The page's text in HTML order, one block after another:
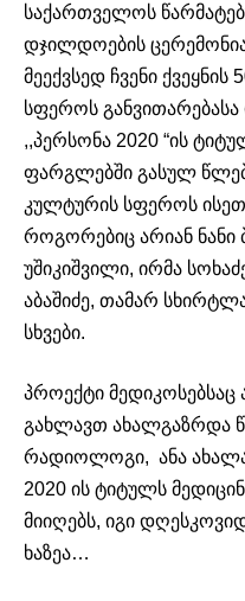
საქართველოს
დჯილდოების
მეექვსედ ჩვენი
სფეროს
,,პერსონა 2020 “ის
ფარგლებში გასულ
კულტურის სფეროს
როგორებიც არიან ნანი
უშიკიშვილი, ირმა
აბაშიძე, თამარ
სხვები.
პროექტი
გახლავთ ახალგაზრდა
რადიოლოგი, ანა
2020 ის ტიტულს
მიიღებს, იგი
ხაზეა…